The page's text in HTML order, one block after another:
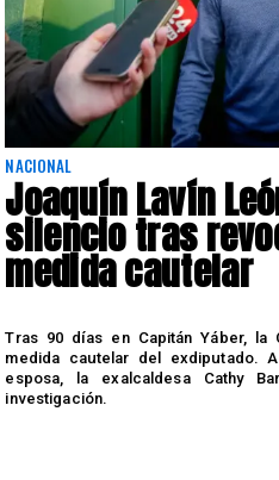
NACIONAL
Joaquín Lavín
silencio tras
medida cautelar
Tras 90 días en Capitán Yáber,
medida cautelar del exdiputado.
esposa, la exalcaldesa Cathy
investigación.